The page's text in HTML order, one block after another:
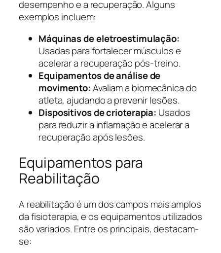
desempenho e a recuperação. Alguns
exemplos incluem:
Máquinas de eletroestimulação:
Usadas para fortalecer músculos e
acelerar a recuperação pós-treino.
Equipamentos de análise de
movimento:Avaliam a biomecânica do
atleta, ajudando a prevenir lesões.
Dispositivos de crioterapia: Usados
para reduzir a inflamação e acelerar a
recuperação após lesões.
Equipamentos para
Reabilitação
A reabilitação é um dos campos mais amplos
da fisioterapia, e os equipamentos utilizados
são variados. Entre os principais, destacam-
se: